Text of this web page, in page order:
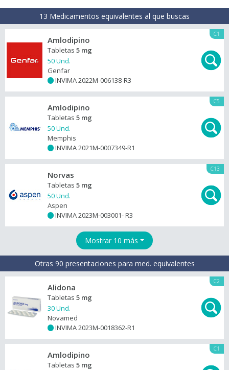
13 Medicamentos equivalentes al que buscas
C1
Amlodipino
Tabletas 5 mg
50 Und.
Genfar
INVIMA 2022M-006138-R3
C5
Amlodipino
Tabletas 5 mg
50 Und.
Memphis
INVIMA 2021M-0007349-R1
C13
Norvas
Tabletas 5 mg
50 Und.
Aspen
INVIMA 2023M-003001- R3
Mostrar 10 más
Otras 90 presentaciones para med. equivalentes
C2
Alidona
Tabletas 5 mg
30 Und.
Novamed
INVIMA 2023M-0018362-R1
C1
Amlodipino
Tabletas 5 mg